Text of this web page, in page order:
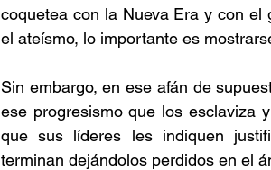
coquetea con la Nueva Era y con
el ateísmo, lo importante es
Sin embargo, en ese afán de
ese progresismo que los esclaviza
que sus líderes les indiquen
terminan dejándolos perdidos en el